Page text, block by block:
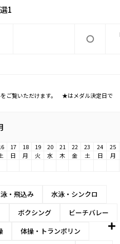
1
ご覧いただけます。 ★はメダル決定日で
17 18 19 20 21 22 23 24
25
日 月 火 水 木 金 土 日 月
・飛込み
水泳・シンクロ
ボクシング
ビーチバレー
体操・トランポリン